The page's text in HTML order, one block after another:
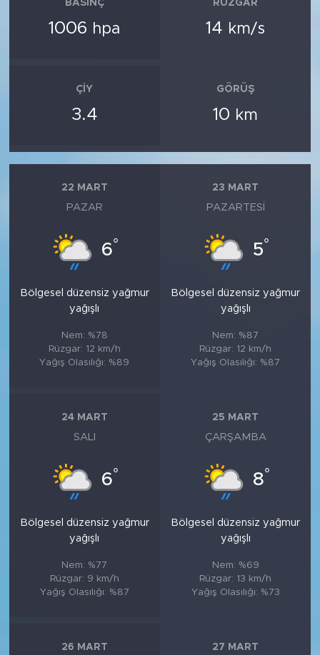
BASINÇ
1006 hpa
RÜZGAR
14 km/s
ÇIY
3.4
GÖRÜŞ
10 km
22 MART
PAZAR
6°
Bölgesel düzensiz yağmur
yağışlı
Nem: %78
Rüzgar: 12 km/h
Yağış Olasılığı: %89
23 MART
PAZARTESI
5°
Bölgesel düzensiz yağmur
yağışlı
Nem: %87
Rüzgar: 12 km/h
Yağış Olasılığı: %87
24 MART
SALI
6°
Bölgesel düzensiz yağmur
yağışlı
Nem: %77
Rüzgar: 9 km/h
Yağış Olasılığı: %87
25 MART
ÇARŞAMBA
8°
Bölgesel düzensiz yağmur
yağışlı
Nem: %69
Rüzgar: 13 km/h
Yağış Olasılığı: %73
26 MART 27 MART